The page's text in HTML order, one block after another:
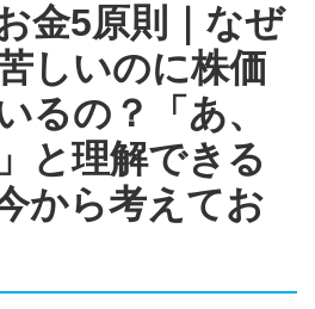
金5原則｜なぜ
しいのに株価
るの？「あ、
と理解できる
から考えてお